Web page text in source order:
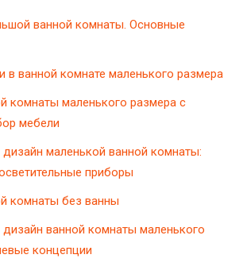
ванной комнаты. Основные
в ванной комнате маленького размера
комнаты маленького размера с
мебели
маленькой ванной комнаты:
приборы
комнаты без ванны
ванной комнаты маленького
концепции